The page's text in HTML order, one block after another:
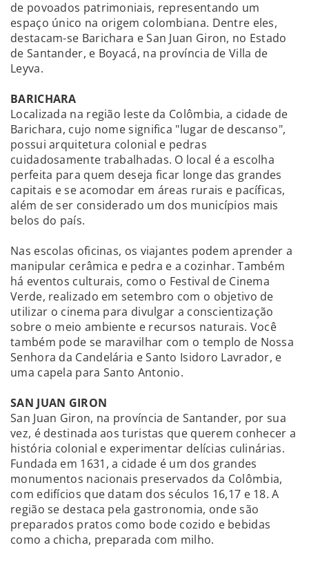
de povoados patrimoniais, representando um
espaço único na origem colombiana. Dentre eles,
destacam-se Barichara e San Juan Giron, no Estado
de Santander, e Boyacá, na província de Villa de
Leyva.
BARICHARA
Localizada na região leste da Colômbia, a cidade de
Barichara, cujo nome significa "lugar de descanso",
possui arquitetura colonial e pedras
cuidadosamente trabalhadas. O local é a escolha
perfeita para quem deseja ficar longe das grandes
capitais e se acomodar em áreas rurais e pacíficas,
além de ser considerado um dos municípios mais
belos do país.
Nas escolas oficinas, os viajantes podem aprender a
manipular cerâmica e pedra e a cozinhar. Também
há eventos culturais, como o Festival de Cinema
Verde, realizado em setembro com o objetivo de
utilizar o cinema para divulgar a conscientização
sobre o meio ambiente e recursos naturais. Você
também pode se maravilhar com o templo de Nossa
Senhora da Candelária e Santo Isidoro Lavrador, e
uma capela para Santo Antonio.
SAN JUAN GIRON
San Juan Giron, na província de Santander, por sua
vez, é destinada aos turistas que querem conhecer a
história colonial e experimentar delícias culinárias.
Fundada em 1631, a cidade é um dos grandes
monumentos nacionais preservados da Colômbia,
com edifícios que datam dos séculos 16,17 e 18. A
região se destaca pela gastronomia, onde são
preparados pratos como bode cozido e bebidas
como a chicha, preparada com milho.